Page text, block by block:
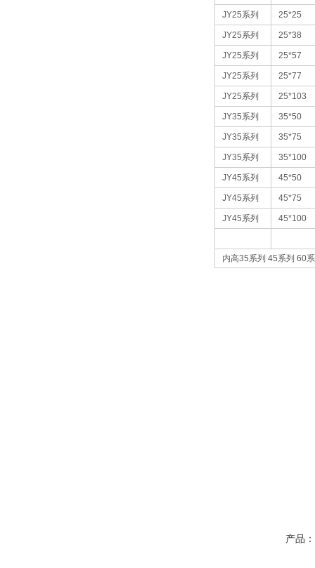
JY25系列 25*25
JY25系列 25*38
JY25系列 25*57
JY25系列 25*77
JY25系列 25*103
JY35系列 35*50
JY35系列 35*75
JY35系列 35*100
JY45系列 45*50
JY45系列 45*75
JY45系列 45*100
内高35系列 45系列 60
产品：